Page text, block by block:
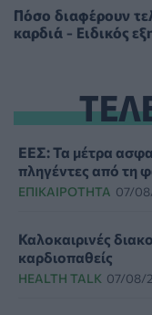
Πόσο διαφέρουν
καρδιά - Ειδικός
ΕΕΣ: Τα μέτρα
πληγέντες από τη
ΕΠΙΚΑΙΡΌΤΗΤΑ 07/
Καλοκαιρινές
καρδιοπαθείς
HEALTH TALK 07/08/